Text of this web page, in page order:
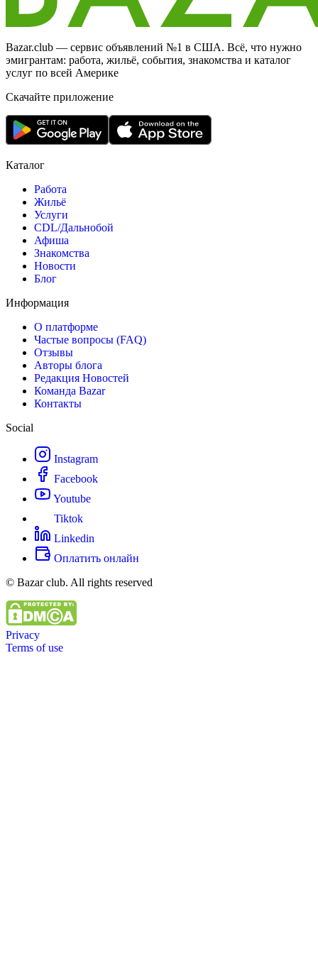
Bazar.club — сервис объявлений №1 в США. Всё, что нужно
эмигрантам: работа, жильё, события, знакомства и каталог
услуг по всей Америке
Скачайте приложение
Каталог
Работа
Жильё
Услуги
CDL/Дальнобой
Афиша
Знакомства
Новости
Блог
Информация
О платформе
Частые вопросы (FAQ)
Отзывы
Авторы блога
Редакция Новостей
Команда Bazar
Контакты
Social
Instagram
Facebook
Youtube
Tiktok
Linkedin
Оплатить онлайн
© Bazar club. All rights reserved
Privacy
Terms of use